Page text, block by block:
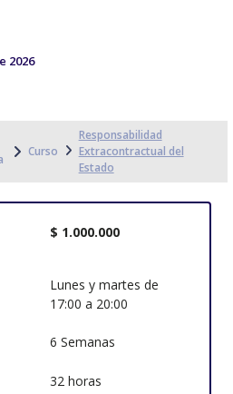
2026
Curso
Responsabilidad
Extracontractual del
Estado
$ 1.000.000
Lunes y martes de
17:00 a 20:00
6 Semanas
32 horas